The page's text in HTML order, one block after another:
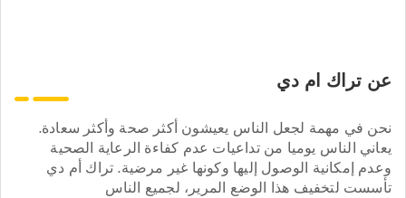
عن تراك ام دي
نحن في مهمة لجعل الناس يعيشون أكثر صحة وأكثر سعادة.
يعاني الناس يوميا من تداعيات عدم كفاءة الرعاية الصحية
وعدم إمكانية الوصول إليها وكونها غير مرضية. تراك أم دي
تأسست لتخفيف هذا الوضع المرير، لجميع الناس